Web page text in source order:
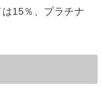
15％、プラチナ